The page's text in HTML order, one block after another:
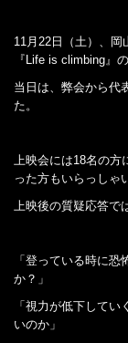
11月22日（土）、
『Life is climbing』
当日は、弊会から代
た。
上映会には18名の
った方もいらっしゃ
上映後の質疑応答で
「登っている時に
か？」
「視力が低下して
いのか」